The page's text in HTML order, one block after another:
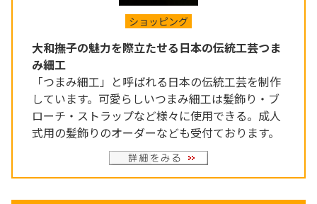
ショッピング
大和撫子の魅力を際立たせる日本の伝統工芸つま
み細工
「つまみ細工」と呼ばれる日本の伝統工芸を制作
しています。可愛らしいつまみ細工は髪飾り・ブ
ローチ・ストラップなど様々に使用できる。成人
式用の髪飾りのオーダーなども受付ております。